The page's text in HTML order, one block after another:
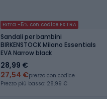
Extra -5% con codice EXTRA
Sandali per bambini
BIRKENSTOCK Milano Essentials
EVA Narrow black
28,99 €
27,54 €prezzo con codice
Prezzo più basso: 28,99 €